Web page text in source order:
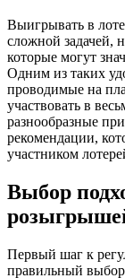
Выигрывать в
сложной задачей,
которые могут
Одним из таких
проводимые на
участвовать в
разнообразные
рекомендации,
участником
Выбор
Первый шаг к
правильный